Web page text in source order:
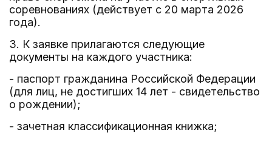
соревнованиях (действует с 20 марта 2026
года).
3. К заявке прилагаются следующие
документы на каждого участника:
- паспорт гражданина Российской Федерации
(для лиц, не достигших 14 лет - свидетельство
о рождении);
- зачетная классификационная книжка;